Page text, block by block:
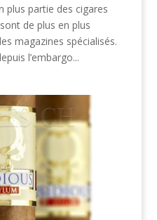
plus partie des cigares
de plus en plus
magazines spécialisés.
l’embargo...